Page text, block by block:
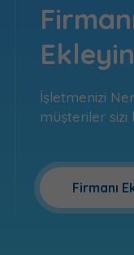
Ekleyin
İşletmenizi
müşteriler sizi
Firmanı